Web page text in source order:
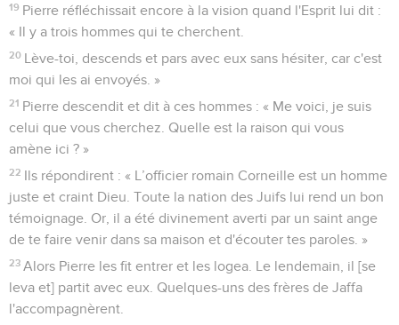
19 Pierre réfléchissait encore à la vision quand l'Esprit lui dit :
« Il y a trois hommes qui te cherchent.
20 Lève-toi, descends et pars avec eux sans hésiter, car c'est
moi qui les ai envoyés. »
21 Pierre descendit et dit à ces hommes : « Me voici, je suis
celui que vous cherchez. Quelle est la raison qui vous
amène ici ? »
22 Ils répondirent : « L’officier romain Corneille est un homme
juste et craint Dieu. Toute la nation des Juifs lui rend un bon
témoignage. Or, il a été divinement averti par un saint ange
de te faire venir dans sa maison et d'écouter tes paroles. »
23 Alors Pierre les fit entrer et les logea. Le lendemain, il [se
leva et] partit avec eux. Quelques-uns des frères de Jaffa
l'accompagnèrent.